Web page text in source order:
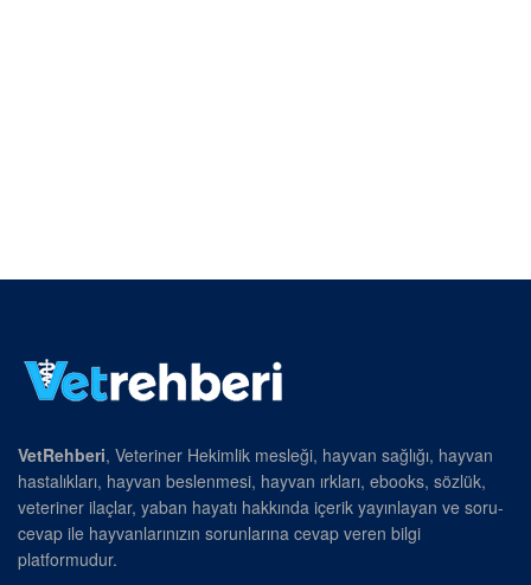
VetRehberi, Veteriner Hekimlik mesleği, hayvan sağlığı, hayvan
hastalıkları, hayvan beslenmesi, hayvan ırkları, ebooks, sözlük,
veteriner ilaçlar, yaban hayatı hakkında içerik yayınlayan ve soru-
cevap ile hayvanlarınızın sorunlarına cevap veren bilgi
platformudur.